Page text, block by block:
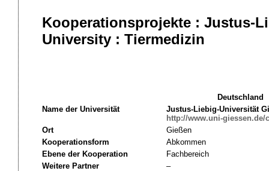
Kooperationsprojekte : Justus-
University : Tiermedizin
Deutschland
Name der Universität
Justus-Liebig-Universität
http://www.uni-giessen.de/
Ort
Gießen
Kooperationsform
Abkommen
Ebene der Kooperation
Fachbereich
Weitere Partner
–